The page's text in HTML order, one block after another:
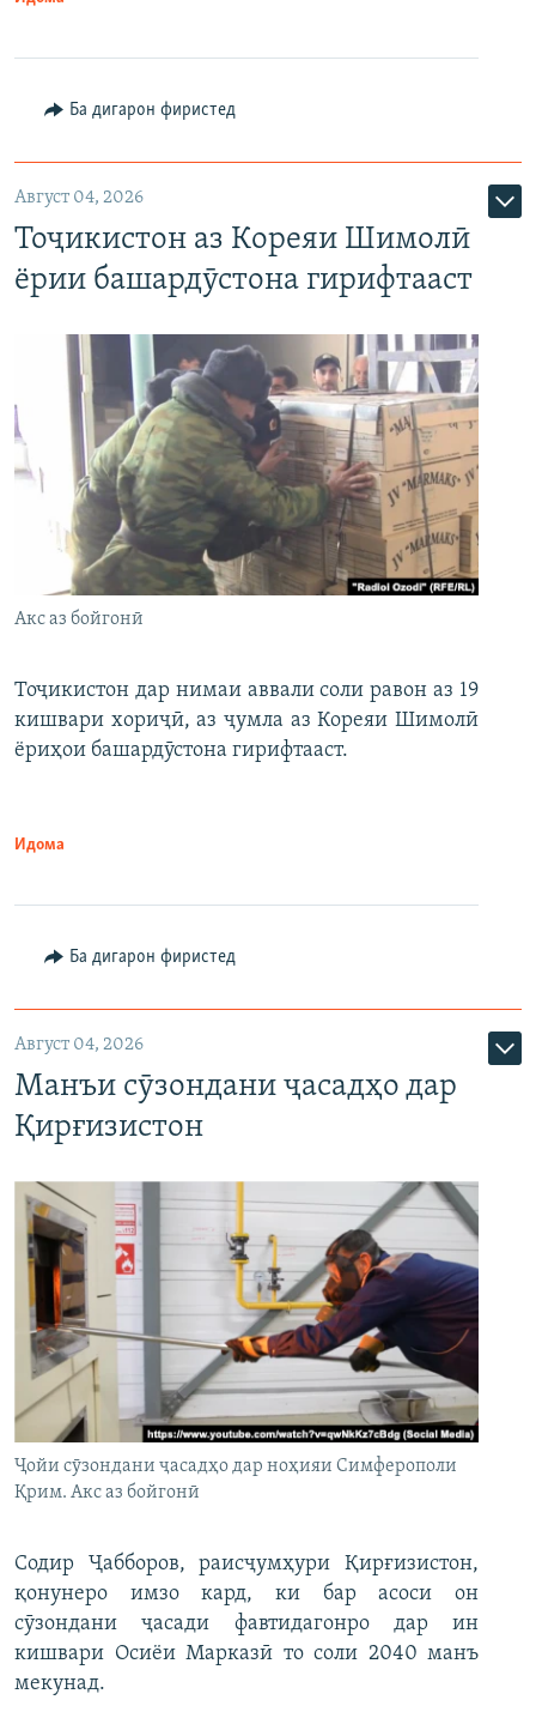
Ба дигарон фиристед
Август 04, 2026
Тоҷикистон аз Кореяи Шимолӣ
ёрии башардӯстона гирифтааст
Акс аз бойгонӣ
Тоҷикистон дар нимаи аввали соли равон аз 19
кишвари хориҷӣ, аз ҷумла аз Кореяи Шимолӣ
ёриҳои башардӯстона гирифтааст.
Идома
Ба дигарон фиристед
Август 04, 2026
Манъи сӯзондани ҷасадҳо дар
Қирғизистон
Ҷойи сӯзондани ҷасадҳо дар ноҳияи Симферополи
Қрим. Акс аз бойгонӣ
Содир Ҷабборов, раисҷумҳури Қирғизистон,
қонунеро имзо кард, ки бар асоси он
сӯзондани ҷасади фавтидагонро дар ин
кишвари Осиёи Марказӣ то соли 2040 манъ
мекунад.